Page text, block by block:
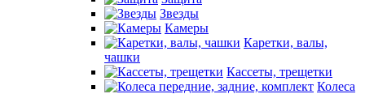
Звезды
Камеры
Каретки, валы,
чашки
Кассеты, трещетки
Колеса